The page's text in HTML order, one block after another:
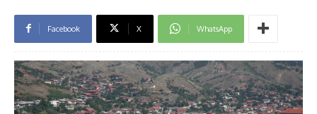
Facebook X WhatsApp